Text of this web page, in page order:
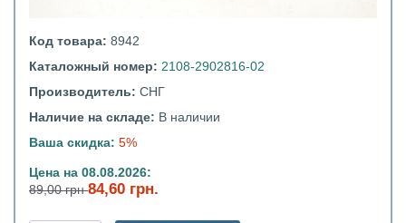
Код товара: 8942
Каталожный номер: 2108-2902816-02
Производитель: СНГ
Наличие на складе: В наличии
Ваша скидка: 5%
Цена на 08.08.2026:
89,00 грн84,60 грн.